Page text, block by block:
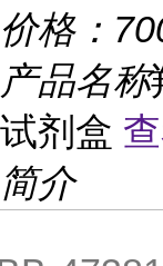
价格：
产品名称
试剂盒
简介